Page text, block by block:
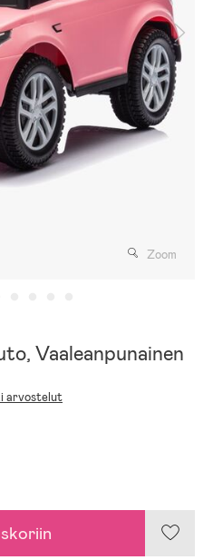
Zoom
Vaaleanpunainen
arvostelut